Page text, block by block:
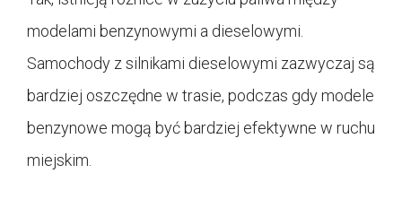
modelami benzynowymi a dieselowymi.
Samochody z silnikami dieselowymi zazwyczaj są
bardziej oszczędne w trasie, podczas gdy modele
benzynowe mogą być bardziej efektywne w ruchu
miejskim.